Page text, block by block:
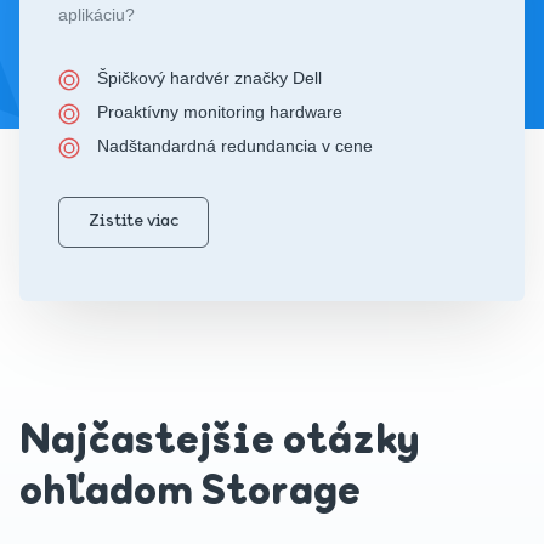
aplikáciu?
Špičkový hardvér značky Dell
Proaktívny monitoring hardware
Nadštandardná redundancia v cene
Zistite viac
Najčastejšie otázky
ohľadom Storage